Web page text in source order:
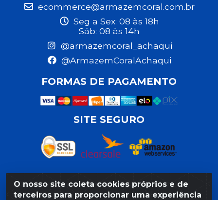
O nosso site coleta cookies próprios e de
terceiros para proporcionar uma experiência
ecommerce@armazemcoral.com.br
Seg a Sex: 08 às 18h
Sáb: 08 às 14h
@armazemcoral_achaqui
@ArmazemCoralAchaqui
FORMAS DE PAGAMENTO
SITE SEGURO
Razão Social: Armazém Coral LTDA - Rua da Praia,